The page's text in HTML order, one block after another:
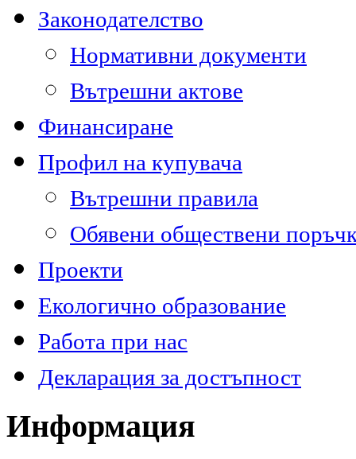
Законодателство
Нормативни документи
Вътрешни актове
Финансиране
Профил на купувача
Вътрешни правила
Обявени обществени
Проекти
Екологично образование
Работа при нас
Декларация за достъпност
Информация